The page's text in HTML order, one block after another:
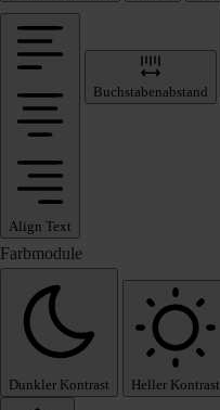
Align Text
Buchstabenabstand
Farbmodule
Dunkler Kontrast Heller Kontrast